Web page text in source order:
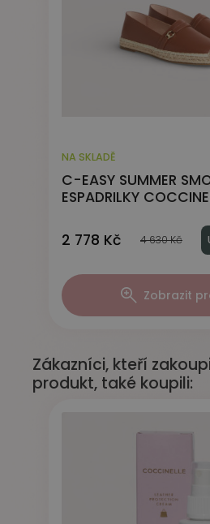
NA SKLADĚ
C-EASY SUMMER
ESPADRILKY
2 778 Kč 4 630 Kč
Zobrazit
Zákazníci, kteří
produkt, také koupili: